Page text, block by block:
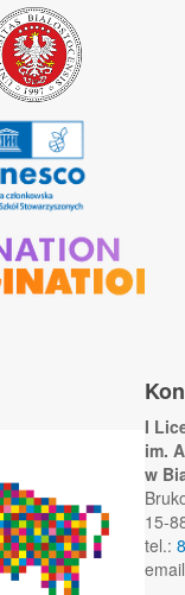
I
im.
w
15-
tel.: